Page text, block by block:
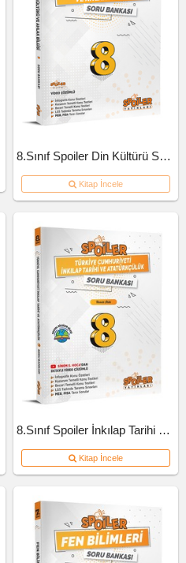
8.Sınıf Spoiler Din Kültürü Soru Bankası
Kitap İncele
8.Sınıf Spoiler İnkılap Tarihi Soru Bankası
Kitap İncele